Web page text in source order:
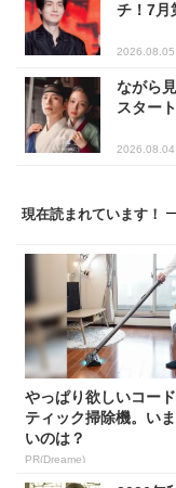
チ！7月
2026.08.05
ながら
スター
2026.08.04
現在読まれています！
やっぱり欲しいコー
ティック掃除機。い
いのは？
PR(Dreame)